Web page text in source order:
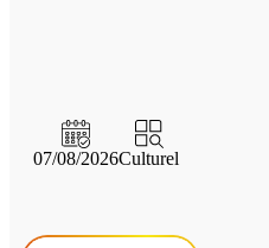
07/08/2026Culturel